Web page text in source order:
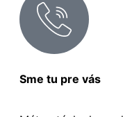
Sme tu pre vás